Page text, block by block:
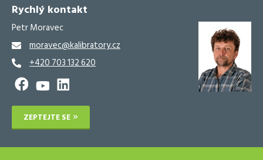
Rychlý kontakt
Petr Moravec
moravec@kalibratory.cz
+420 703 132 620
ZEPTEJTE SE